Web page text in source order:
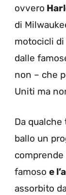
ovvero
di
motocicli
dalle
non – che
Uniti ma
Da
ballo un
famoso e
assorbito